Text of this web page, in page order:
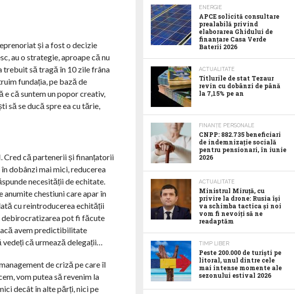
și a fost o decizie
au o strategie, aproape că nu
trebuit să tragă în 10 zile frâna
fundația, pe bază de
e că suntem un popor creativ,
să se ducă spre ea cu tărie,
Cred că partenerii și finanțatorii
dobânzi mai mici, reducerea
necesității de echitate.
anumite chestiuni care apar în
cu reintroducerea echității
debirocratizarea pot fi făcute
avem predictibilitate
vedeți că urmează delegații…
de criză pe care îl
vom putea să revenim la
decât în alte părți, nici pe
ENERGIE
APCE solicită consultare
prealabilă privind
elaborarea Ghidului de
finanțare Casa Verde
Baterii 2026
ACTUALITATE
Titlurile de stat Tezaur
revin cu dobânzi de până
la 7,15% pe an
FINANȚE PERSONALE
CNPP: 882.735 beneficiari
de indemnizație socială
pentru pensionari, în iunie
2026
ACTUALITATE
Ministrul Miruță, cu
privire la drone: Rusia își
va schimba tactica și noi
vom fi nevoiți să ne
readaptăm
TIMP LIBER
Peste 200.000 de turiști pe
litoral, unul dintre cele
mai intense momente ale
sezonului estival 2026